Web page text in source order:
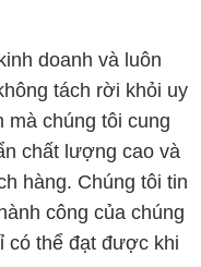
doanh và luôn
tách rời khỏi uy
mà chúng tôi cung
chất lượng cao và
hàng. Chúng tôi tin
công của chúng
có thể đạt được khi